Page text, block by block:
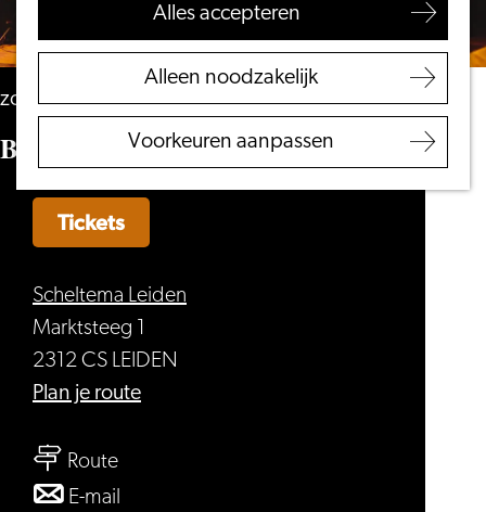
Alles accepteren
Alleen noodzakelijk
Voorkeuren aanpassen
VVV Leiden
Bereikbaarheid
Regio Leiden
zondag 15 november
Biggg Festival Leiden
Scheltema Leiden
Marktsteeg 1
2312 CS LEIDEN
Plan je routenaar
Routenaar
Biggg
E-mail
Tickets